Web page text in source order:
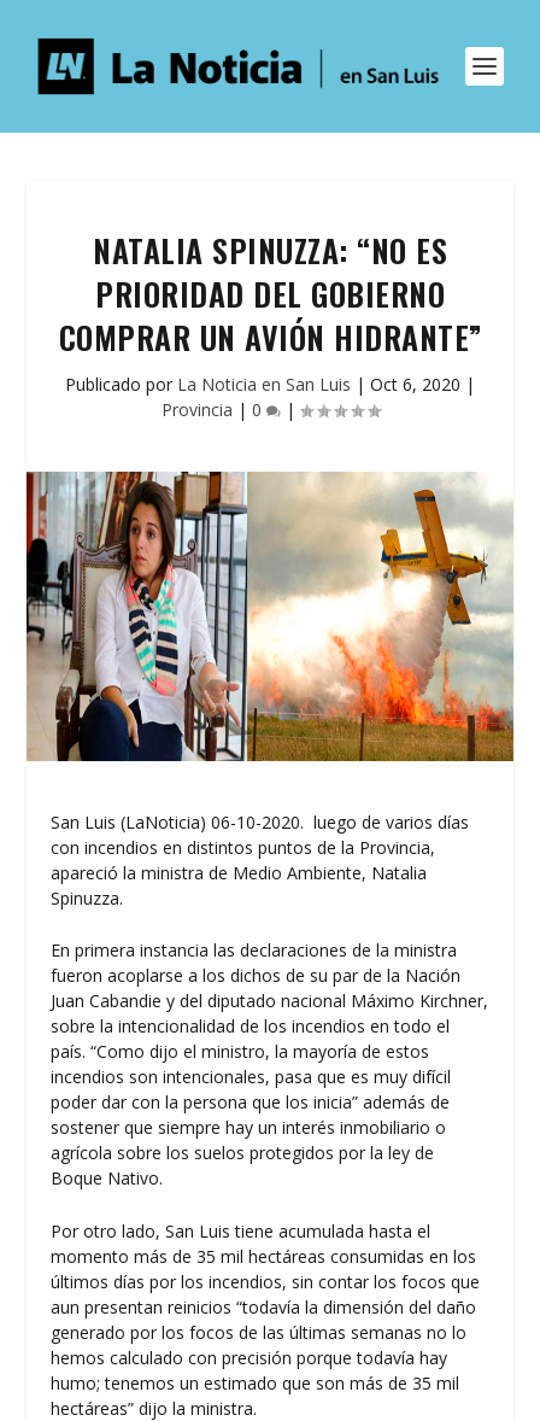
NATALIA SPINUZZA: “NO ES
PRIORIDAD DEL GOBIERNO
COMPRAR UN AVIÓN HIDRANTE”
Publicado por La Noticia en San Luis | Oct 6, 2020 |
Provincia | 0 |
San Luis (LaNoticia) 06-10-2020. luego de varios días
con incendios en distintos puntos de la Provincia,
apareció la ministra de Medio Ambiente, Natalia
Spinuzza.
En primera instancia las declaraciones de la ministra
fueron acoplarse a los dichos de su par de la Nación
Juan Cabandie y del diputado nacional Máximo Kirchner,
sobre la intencionalidad de los incendios en todo el
país. “Como dijo el ministro, la mayoría de estos
incendios son intencionales, pasa que es muy difícil
poder dar con la persona que los inicia” además de
sostener que siempre hay un interés inmobiliario o
agrícola sobre los suelos protegidos por la ley de
Boque Nativo.
Por otro lado, San Luis tiene acumulada hasta el
momento más de 35 mil hectáreas consumidas en los
últimos días por los incendios, sin contar los focos que
aun presentan reinicios “todavía la dimensión del daño
generado por los focos de las últimas semanas no lo
hemos calculado con precisión porque todavía hay
humo; tenemos un estimado que son más de 35 mil
hectáreas” dijo la ministra.